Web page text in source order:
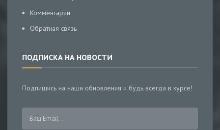
Комментарии
Обратная связь
ПОДПИСКА НА НОВОСТИ
Подпишись на наши обновления и будь всегда в курсе!